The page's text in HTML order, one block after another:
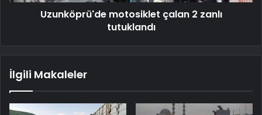
Uzunköprü'de motosiklet çalan 2 zanlı
tutuklandı
İlgili Makaleler